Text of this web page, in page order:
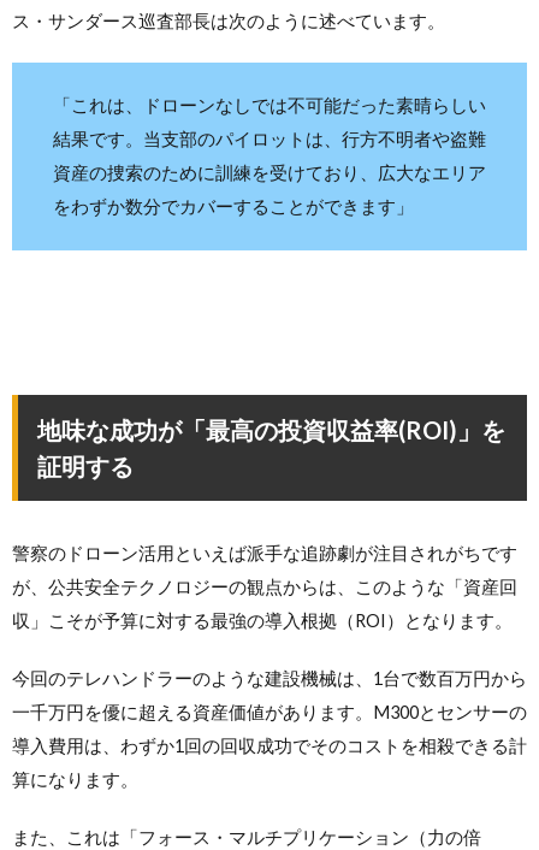
ス・サンダース巡査部長は次のように述べています。
「これは、ドローンなしでは不可能だった素晴らしい
結果です。当支部のパイロットは、行方不明者や盗難
資産の捜索のために訓練を受けており、広大なエリア
をわずか数分でカバーすることができます」
地味な成功が「最高の投資収益率(ROI)」を
証明する
警察のドローン活用といえば派手な追跡劇が注目されがちです
が、公共安全テクノロジーの観点からは、このような「資産回
収」こそが予算に対する最強の導入根拠（ROI）となります。
今回のテレハンドラーのような建設機械は、1台で数百万円から
一千万円を優に超える資産価値があります。M300とセンサーの
導入費用は、わずか1回の回収成功でそのコストを相殺できる計
算になります。
また、これは「フォース・マルチプリケーション（力の倍